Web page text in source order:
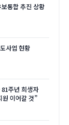
통합 추진 상황
사업 현황
주년 희생자
이어갈 것”